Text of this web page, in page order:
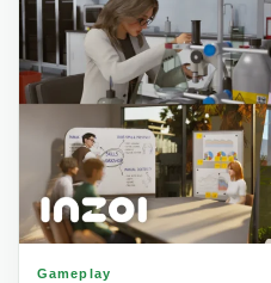
Gameplay